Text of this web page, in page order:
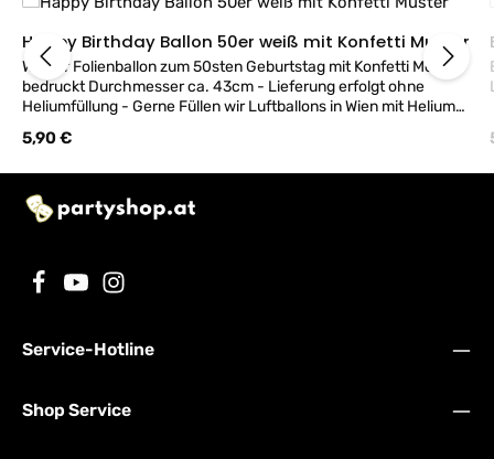
Happy Birthday Ballon 50er weiß mit Konfetti Muster
Weißer Folienballon zum 50sten Geburtstag mit Konfetti Motiv
bedruckt Durchmesser ca. 43cm - Lieferung erfolgt ohne
Heliumfüllung - Gerne Füllen wir Luftballons in Wien mit Helium
Regulärer Preis:
5,90 €
Service-Hotline
Shop Service